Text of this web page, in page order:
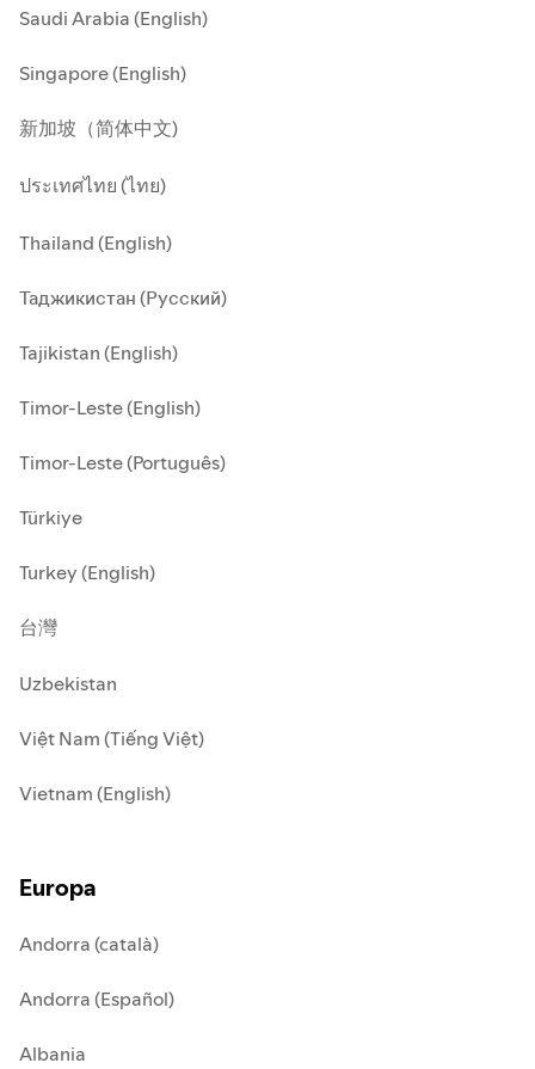
Saudi Arabia (English)
Singapore (English)
新加坡（简体中文)
ประเทศไทย (ไทย)
Thailand (English)
Таджикистан (Русский)
Tajikistan (English)
Timor-Leste (English)
Timor-Leste (Português)
Türkiye
Turkey (English)
台灣
Uzbekistan
Việt Nam (Tiếng Việt)
Vietnam (English)
Europa
Andorra (català)
Andorra (Español)
Albania